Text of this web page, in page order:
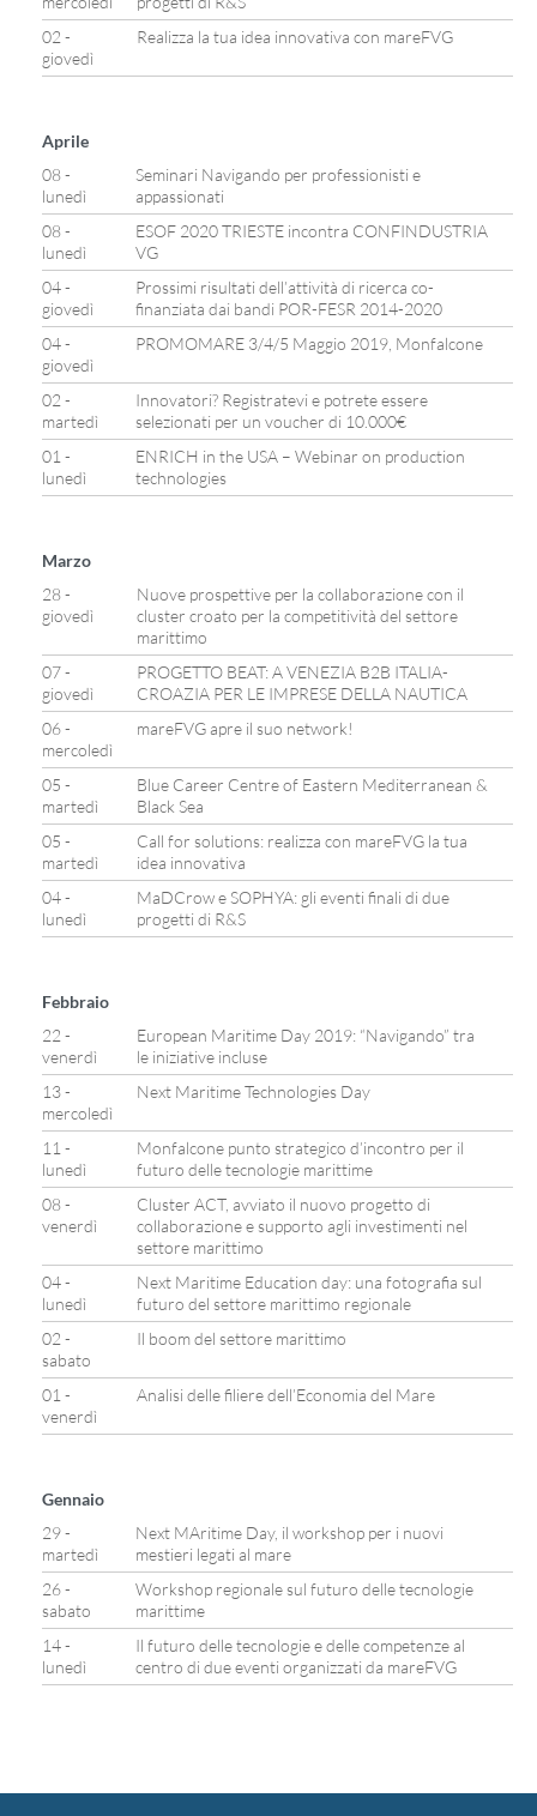
02 -
giovedì
Realizza la tua idea innovativa con mareFVG
Aprile
08 -
lunedì
Seminari Navigando per professionisti e
appassionati
08 -
lunedì
ESOF 2020 TRIESTE incontra CONFINDUSTRIA
VG
04 -
giovedì
Prossimi risultati dell’attività di ricerca co-
finanziata dai bandi POR-FESR 2014-2020
04 -
giovedì
PROMOMARE 3/4/5 Maggio 2019, Monfalcone
02 -
martedì
Innovatori? Registratevi e potrete essere
selezionati per un voucher di 10.000€
01 -
lunedì
ENRICH in the USA – Webinar on production
technologies
Marzo
28 -
giovedì
Nuove prospettive per la collaborazione con il
cluster croato per la competitività del settore
marittimo
07 -
giovedì
PROGETTO BEAT: A VENEZIA B2B ITALIA-
CROAZIA PER LE IMPRESE DELLA NAUTICA
06 -
mercoledì
mareFVG apre il suo network!
05 -
martedì
Blue Career Centre of Eastern Mediterranean &
Black Sea
05 -
martedì
Call for solutions: realizza con mareFVG la tua
idea innovativa
04 -
lunedì
MaDCrow e SOPHYA: gli eventi finali di due
progetti di R&S
Febbraio
22 -
venerdì
European Maritime Day 2019: “Navigando” tra
le iniziative incluse
13 -
mercoledì
Next Maritime Technologies Day
11 -
lunedì
Monfalcone punto strategico d’incontro per il
futuro delle tecnologie marittime
08 -
venerdì
Cluster ACT, avviato il nuovo progetto di
collaborazione e supporto agli investimenti nel
settore marittimo
04 -
lunedì
Next Maritime Education day: una fotografia sul
futuro del settore marittimo regionale
02 -
sabato
Il boom del settore marittimo
01 -
venerdì
Analisi delle filiere dell’Economia del Mare
Gennaio
29 -
martedì
Next MAritime Day, il workshop per i nuovi
mestieri legati al mare
26 -
sabato
Workshop regionale sul futuro delle tecnologie
marittime
14 -
lunedì
Il futuro delle tecnologie e delle competenze al
centro di due eventi organizzati da mareFVG